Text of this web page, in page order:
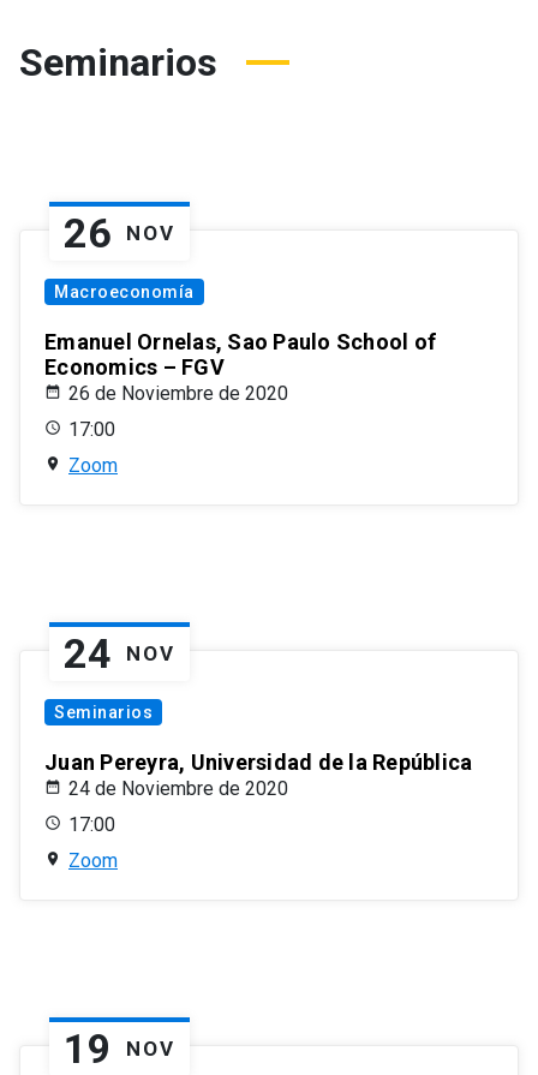
Seminarios
26 NOV
Macroeconomía
Emanuel Ornelas, Sao Paulo School of
Economics – FGV
26 de Noviembre de 2020
17:00
Zoom
24 NOV
Seminarios
Juan Pereyra, Universidad de la República
24 de Noviembre de 2020
17:00
Zoom
19 NOV